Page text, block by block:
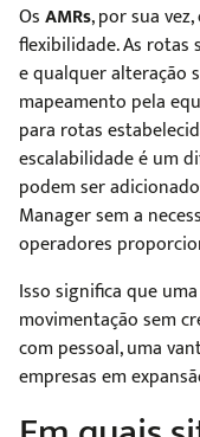
OsAMRs, por sua
flexibilidade. As
e qualquer alteração
mapeamento pela
para rotas
escalabilidade é um
podem ser
Manager sem a
operadores
Isso significa que
movimentação sem
com pessoal, uma
empresas em